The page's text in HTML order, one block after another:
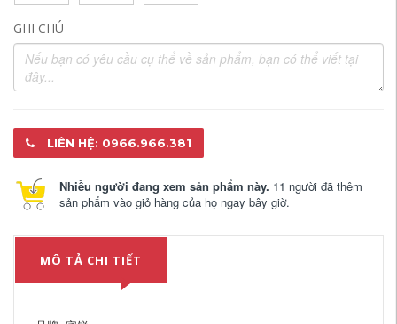
GHI CHÚ
LIÊN HỆ: 0966.966.381
Nhiều người đang xem sản phẩm này. 11 người đã thêm
sản phẩm vào giỏ hàng của họ ngay bây giờ.
MÔ TẢ CHI TIẾT